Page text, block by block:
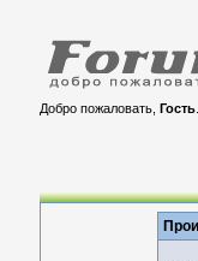
Добро пожаловать, Гость